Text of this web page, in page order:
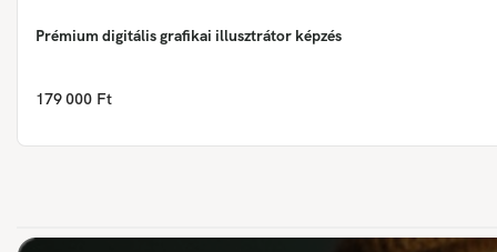
Prémium digitális grafikai illusztrátor képzés
179 000 Ft